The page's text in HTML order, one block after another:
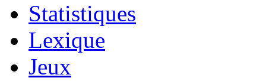
Statistiques
Lexique
Jeux